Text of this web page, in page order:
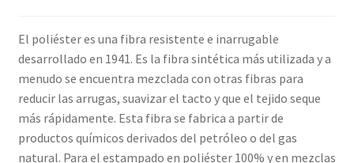
El poliéster es una fibra resistente e inarrugable
desarrollado en 1941. Es la fibra sintética más utilizada y a
menudo se encuentra mezclada con otras fibras para
reducir las arrugas, suavizar el tacto y que el tejido seque
más rápidamente. Esta fibra se fabrica a partir de
productos químicos derivados del petróleo o del gas
natural. Para el estampado en poliéster 100% y en mezclas